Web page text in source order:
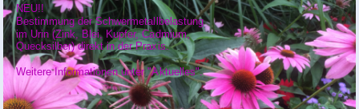
NEU!!
Bestimmung der Schwermetallbelastung
im Urin (Zink, Blei, Kupfer, Cadmium,
Quecksilber) direkt in der Praxis.
Weitere Informationen unter "Aktuelles".